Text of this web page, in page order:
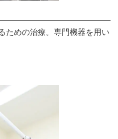
ための治療。専門機器を用い